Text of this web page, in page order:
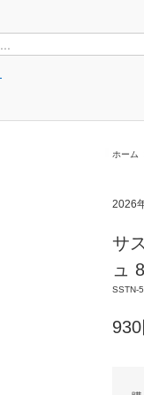
ホーム
2026
サ
ュ
SSTN-